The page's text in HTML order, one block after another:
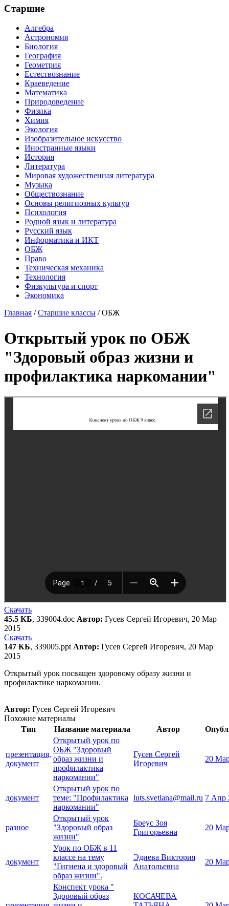
Старшие
Алгебра
Астрономия
Биология
География
Геометрия
Естествознание
Краеведение
Математика
Природоведение
Физика
Химия
Экология
Изобразительное искусство
Иностранные языки
История
Литература
Мировая художественная литература
Музыка
Обществознание
Основы религиозных культур
Психология
Родной язык и литература
Русский язык
Информатика и ИКТ
ОБЖ
Право
Техническая механика
Технология
Физкультура и спорт
Экономика
Главная /Старшие классы /ОБЖ
Открытый урок по ОБЖ
"Здоровый образ жизни и
профилактика наркомании"
Скачать
45.5 КБ, 339004.doc Автор: Гусев Сергей Игоревич, 20 Мар
2015
Скачать
147 КБ, 339005.ppt Автор: Гусев Сергей Игоревич, 20 Мар
2015
Открытый урок посвящен здоровому образу жизни и
профилактике наркомании.
Автор: Гусев Сергей Игоревич
Похожие материалы
Тип
Название материала Автор
презентация,
документ
Открытый урок по
ОБЖ "Здоровый
образ жизни и
профилактика
наркомании"
Гусев Сергей
Игоревич
20
документ
Открытый урок по
теме: "Профилактика
наркомании"
luts.svetlana@mail.ru 7 Апр
разное
Открытый урок
"Здоровый образ
жизни"
Бреус Зоя
Григорьевна
20
документ
Урок по ОБЖ в 11
классе на тему
"Гигиена и здоровый
образ жизни".
Эдиева Виктория
Анатольевна
20
Конспект урока "
Здоровый образ
КОСАЧЕВА